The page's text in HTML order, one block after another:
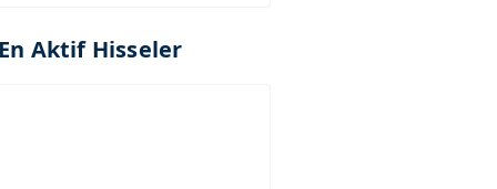
Aktif Hisseler